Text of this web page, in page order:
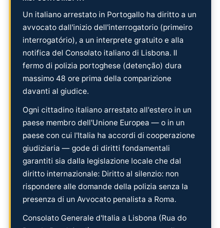
Un italiano arrestato in Portogallo ha diritto a un
avvocato dall'inizio dell'interrogatorio (primeiro
interrogatório), a un interprete gratuito e alla
notifica del Consolato italiano di Lisbona. Il
fermo di polizia portoghese (detenção) dura
massimo 48 ore prima della comparizione
davanti al giudice.
Ogni cittadino italiano arrestato all'estero in un
paese membro dell'Unione Europea — o in un
paese con cui l'Italia ha accordi di cooperazione
giudiziaria — gode di diritti fondamentali
garantiti sia dalla legislazione locale che dal
diritto internazionale: Diritto al silenzio: non
rispondere alle domande della polizia senza la
presenza di un Avvocato penalista a Roma.
Consolato Generale d'Italia a Lisbona (Rua do